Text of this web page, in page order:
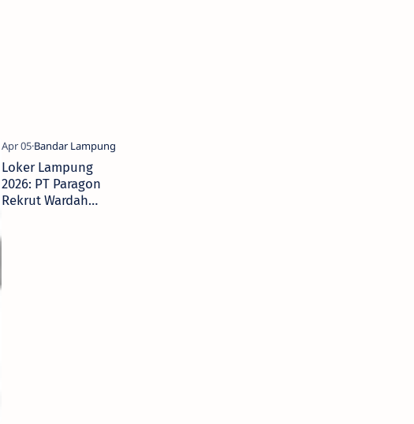
Loker Lampung
2026: PT Paragon
Rekrut Wardah
OMG Beauty